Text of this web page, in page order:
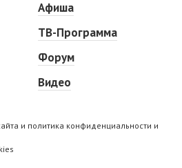
Афиша
ТВ-Программа
Форум
Видео
и политика конфиденциальности и